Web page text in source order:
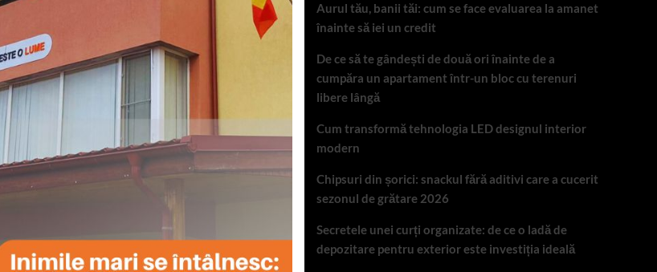
Aurul tău, banii tăi: cum se face evaluarea la amanet
înainte să iei un credit
De ce să te gândești de două ori înainte de a
cumpăra un apartament într-un bloc cu terenuri
libere lângă
Cum transformă tehnologia LED designul interior
modern
Chipsuri din șorici: snackul fără aditivi care a cucerit
sezonul de grătare 2026
Secretele unei curți organizate: de ce o ladă de
depozitare pentru exterior este investiția ideală